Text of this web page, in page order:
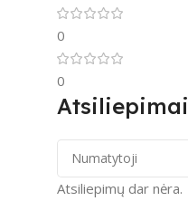
0
0
Atsiliepimai
Atsiliepimų dar nėra.